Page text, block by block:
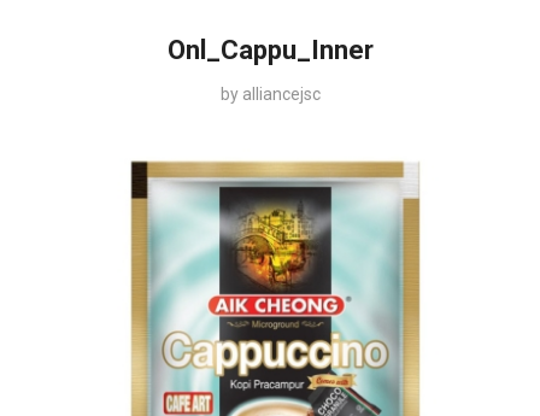
Onl_Cappu_Inner
by alliancejsc